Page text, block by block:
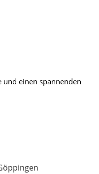
einen spannenden